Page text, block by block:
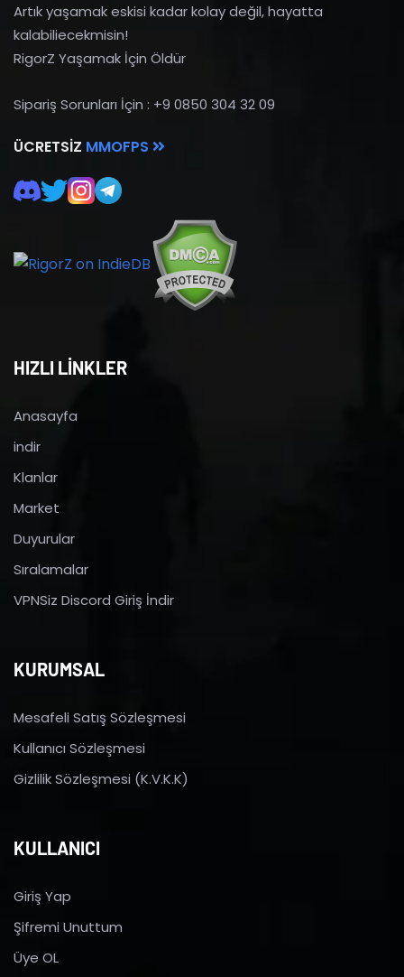
Artık yaşamak eskisi kadar kolay değil, hayatta
kalabiliecekmisin!
RigorZ Yaşamak İçin Öldür
Sipariş Sorunları İçin : +9 0850 304 32 09
ÜCRETSIZ MMOFPS
HIZLI LİNKLER
Anasayfa
indir
Klanlar
Market
Duyurular
Sıralamalar
VPNSiz Discord Giriş İndir
KURUMSAL
Mesafeli Satış Sözleşmesi
Kullanıcı Sözleşmesi
Gizlilik Sözleşmesi (K.V.K.K)
KULLANICI
Giriş Yap
Şifremi Unuttum
Üye OL